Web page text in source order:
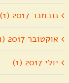
נובמבר 2017 (1)
אוקטובר 2017 (1)
יולי 2017 (1)